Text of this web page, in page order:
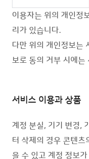
이용자는 위의 개인정
리가 있습니다.
다만 위의 개인정보는
보로 동의 거부 시에는
서비스 이용과 상품
계정 분실, 기기 변경,
터 삭제의 경우 콘텐츠
을 수 있고 계정 정보